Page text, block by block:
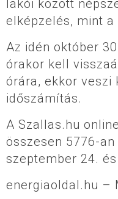
lakói között
elképzelés, mint a
Az idén október
órakor kell
órára, ekkor veszi
időszámítás.
A Szallas.hu
összesen 5776-
szeptember 24.
energiaoldal.hu –